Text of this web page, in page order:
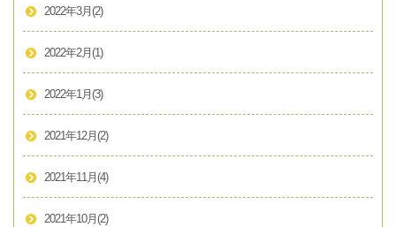
2022年3月 (2)
2022年2月 (1)
2022年1月 (3)
2021年12月 (2)
2021年11月 (4)
2021年10月 (2)